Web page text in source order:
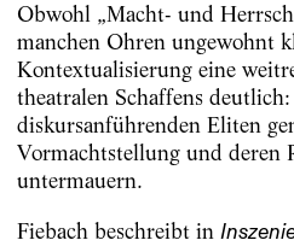
Obwohl „Macht- und
manchen Ohren ungewohnt
Kontextualisierung eine
theatralen Schaffens
diskursanführenden Eliten
Vormachtstellung und deren
untermauern.
Fiebach beschreibt in